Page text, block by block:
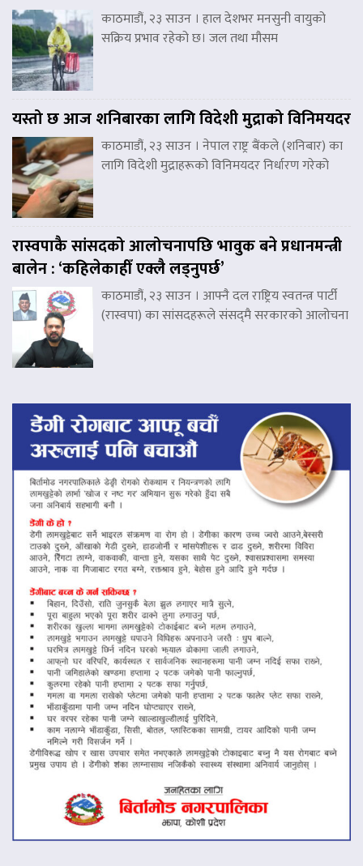
काठमाडौं, २३ साउन । हाल देशभर मनसुनी वायुको
सक्रिय प्रभाव रहेको छ। जल तथा मौसम
यस्तो छ आज शनिबारका लागि विदेशी मुद्राको विनिमयदर
काठमाडौं, २३ साउन । नेपाल राष्ट्र बैंकले (शनिबार) का
लागि विदेशी मुद्राहरूको विनिमयदर निर्धारण गरेको
रास्वपाकै सांसदको आलोचनापछि भावुक बने प्रधानमन्त्री
बालेन : ‘कहिलेकाहीँ एक्लै लड्नुपर्छ’
काठमाडौं, २३ साउन । आफ्नै दल राष्ट्रिय स्वतन्त्र पार्टी
(रास्वपा) का सांसदहरूले संसद्‌मै सरकारको आलोचना